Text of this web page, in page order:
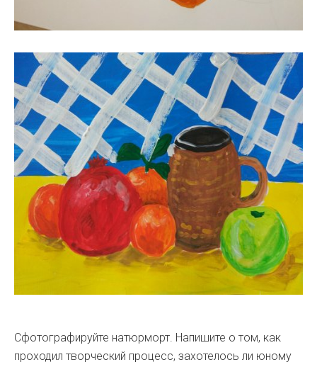
Сфотографируйте натюрморт. Напишите о том, как
проходил творческий процесс, захотелось ли юному